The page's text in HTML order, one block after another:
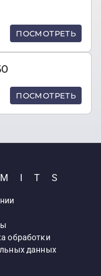
ПОСМОТРЕТЬ
ПОСМОТРЕТЬ
MITS
обработки
данных